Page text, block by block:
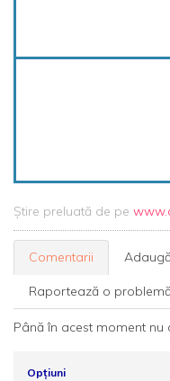
Știre preluată de pe
Comentarii
Raportează o problemă
Până în acest moment
Opțiuni